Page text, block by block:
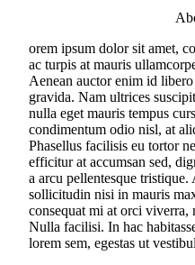
orem ipsum dolor sit amet,
ac turpis at mauris
Aenean auctor enim id
gravida. Nam ultrices
nulla eget mauris tempus
condimentum odio nisl, at
Phasellus facilisis eu tortor
efficitur at accumsan sed,
a arcu pellentesque
sollicitudin nisi in mauris
consequat mi at orci viverra,
Nulla facilisi. In hac
lorem sem, egestas ut